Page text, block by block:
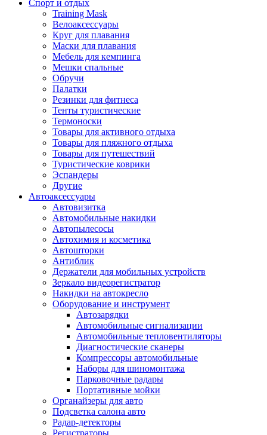
Спорт и отдых
Training Mask
Велоаксессуары
Круг для плавания
Маски для плавания
Мебель для кемпинга
Мешки спальные
Обручи
Палатки
Резинки для фитнеса
Тенты туристические
Термоноски
Товары для активного отдыха
Товары для пляжного отдыха
Товары для путешествий
Туристические коврики
Эспандеры
Другие
Автоаксессуары
Автовизитка
Автомобильные накидки
Автопылесосы
Автохимия и косметика
Автошторки
Антиблик
Держатели для мобильных устройств
Зеркало видеорегистратор
Накидки на автокресло
Оборудование и инструмент
Автозарядки
Автомобильные сигнализации
Автомобильные тепловентиляторы
Диагностические сканеры
Компрессоры автомобильные
Наборы для шиномонтажа
Парковочные радары
Портативные мойки
Органайзеры для авто
Подсветка салона авто
Радар-детекторы
Регистраторы